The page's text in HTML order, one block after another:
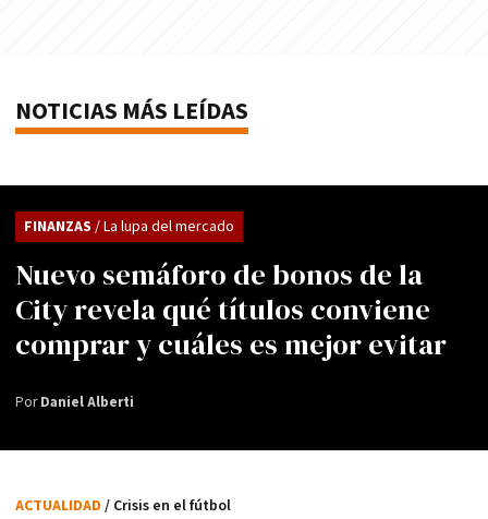
NOTICIAS MÁS LEÍDAS
Nuevo semáforo de bonos de la
City revela qué títulos conviene
comprar y cuáles es mejor evitar
FINANZAS / La lupa del mercado
PorDaniel Alberti
ACTUALIDAD / Crisis en el fútbol